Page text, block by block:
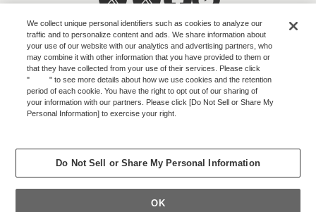
株式会社オカムラ
プライバシーポリシー
COPYRIGHT © OKAMURA CORPORATION. ALL RIGHTS RESERVED.
日本公式企業広報
We collect unique personal identifiers such as cookies to analyze our
traffic and to personalize content and ads. We share information about
your use of our website with our analytics and advertising partners, who
may combine it with other information that you have provided to them or
that they have collected from your use of their services. Please click
"
here" to see more details about how we use cookies and the retention
period of each cookie. You have the right to opt out of our sharing of
your information with our partners. Please click [Do Not Sell or Share My
Personal Information] to exercise your right.
Do Not Sell or Share My Personal Information
OK